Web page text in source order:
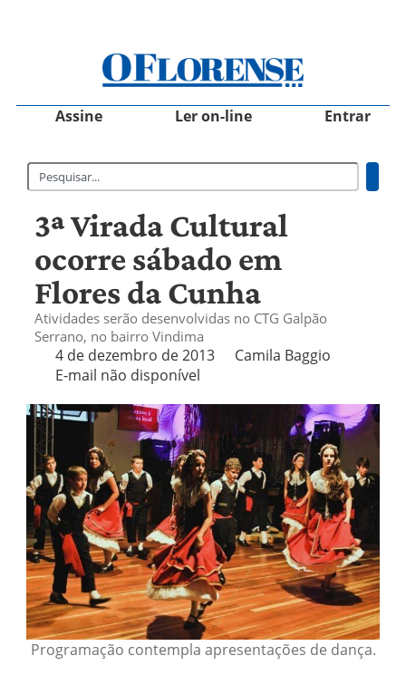
Assine Ler on-line Entrar
3ª Virada Cultural
ocorre sábado em
Flores da Cunha
Atividades serão desenvolvidas no CTG Galpão
Serrano, no bairro Vindima
4 de dezembro de 2013
Camila Baggio
E-mail não disponível
Programação contempla apresentações de dança.